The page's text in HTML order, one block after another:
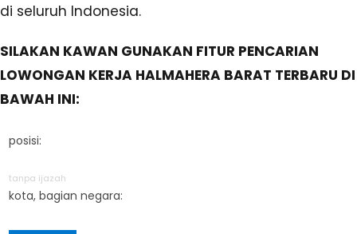
di seluruh Indonesia.
SILAKAN KAWAN GUNAKAN FITUR PENCARIAN
LOWONGAN KERJA HALMAHERA BARAT TERBARU DI
BAWAH INI:
posisi:
tanpa ijazah
kota, bagian negara: